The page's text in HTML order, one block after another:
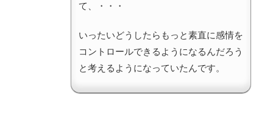
て、・・・
いったいどうしたらもっと素直に感情を
コントロールできるようになるんだろう
と考えるようになっていたんです。